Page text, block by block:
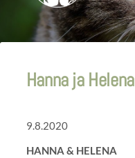
Hanna ja Helena
9.8.2020
HANNA & HELENA